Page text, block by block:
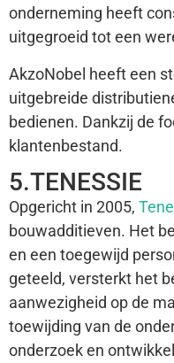
onderneming heeft
uitgegroeid tot een
AkzoNobel heeft een
uitgebreide
bedienen. Dankzij de
klantenbestand.
5.TENESSIE
Opgericht in 2005,
bouwadditieven. Het
en een toegewijd
geteeld, versterkt het
aanwezigheid op de
toewijding van de
onderzoek en